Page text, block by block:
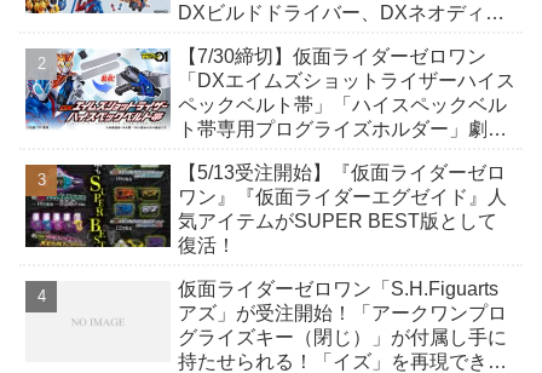
DXビルドドライバー、DXネオディケ
か12点！
【7/30締切】仮面ライダーゼロワン
「DXエイムズショットライザーハイス
ペックベルト帯」「ハイスペックベル
ト帯専用プログライズホルダー」劇中
ペックアップ！
【5/13受注開始】『仮面ライダーゼロ
ワン』『仮面ライダーエグゼイド』人
気アイテムがSUPER BEST版として
復活！
仮面ライダーゼロワン「S.H.Figuarts
アズ」が受注開始！「アークワンプロ
グライズキー（閉じ）」が付属し手に
持たせられる！「イズ」を再現できる